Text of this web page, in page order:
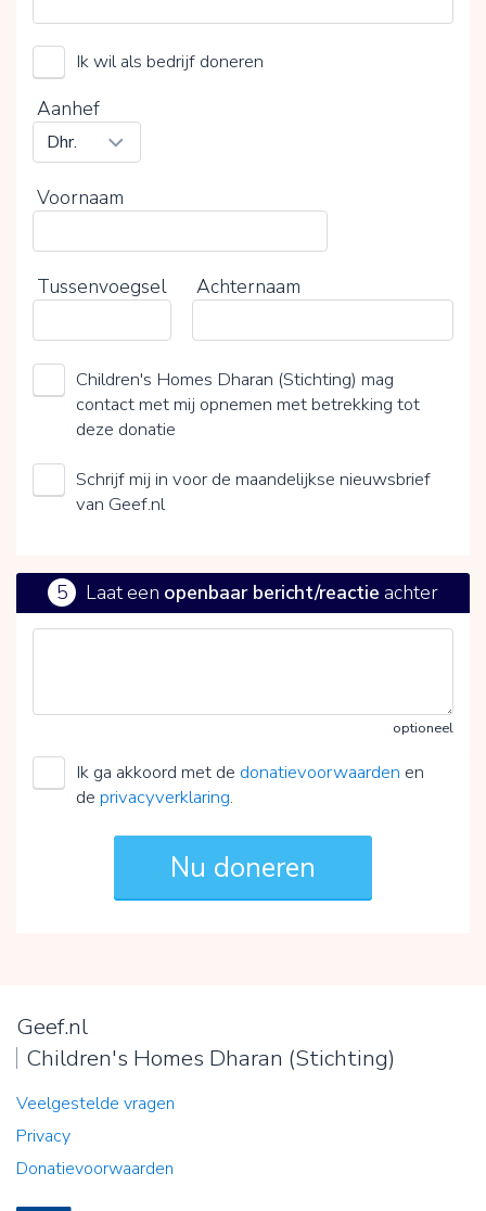
Kies je vrijwillige bijdrage
0%
Ik wil als bedrijf doneren
Aanhef
Voornaam
Tussenvoegsel Achternaam
Children's Homes Dharan (Stichting) mag
contact met mij opnemen met betrekking tot
deze donatie
Schrijf mij in voor de maandelijkse nieuwsbrief
van Geef.nl
5 Laat een openbaar bericht/reactie achter
optioneel
Ik ga akkoord met de donatievoorwaarden en
de privacyverklaring.
Geef.nl
Children's Homes Dharan (Stichting)
Veelgestelde vragen
Privacy
Donatievoorwaarden